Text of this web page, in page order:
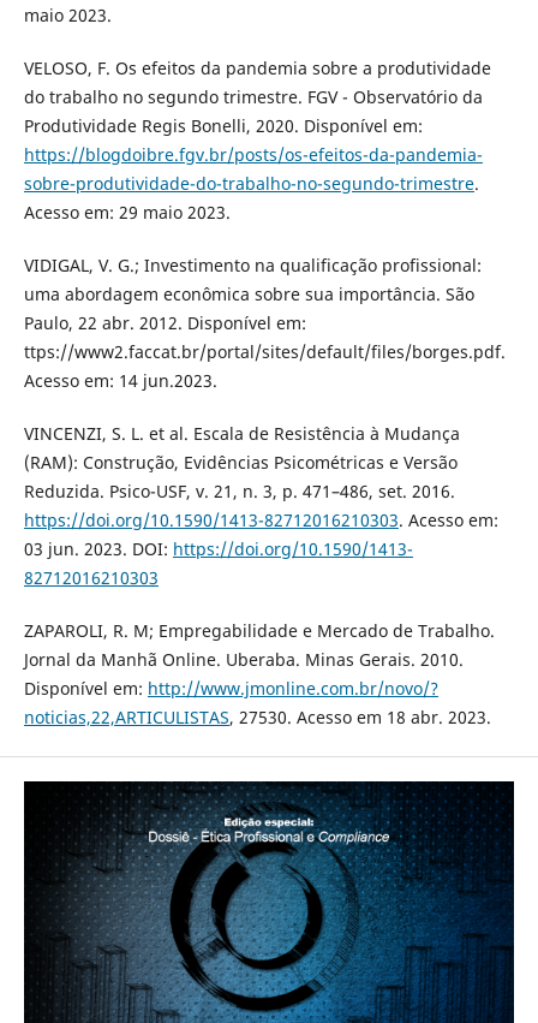
maio 2023.
VELOSO, F. Os efeitos da pandemia sobre a produtividade
do trabalho no segundo trimestre. FGV - Observatório da
Produtividade Regis Bonelli, 2020. Disponível em:
https://blogdoibre.fgv.br/posts/os-efeitos-da-pandemia-
sobre-produtividade-do-trabalho-no-segundo-trimestre.
Acesso em: 29 maio 2023.
VIDIGAL, V. G.; Investimento na qualificação profissional:
uma abordagem econômica sobre sua importância. São
Paulo, 22 abr. 2012. Disponível em:
ttps://www2.faccat.br/portal/sites/default/files/borges.pdf.
Acesso em: 14 jun.2023.
VINCENZI, S. L. et al. Escala de Resistência à Mudança
(RAM): Construção, Evidências Psicométricas e Versão
Reduzida. Psico-USF, v. 21, n. 3, p. 471–486, set. 2016.
https://doi.org/10.1590/1413-82712016210303. Acesso em:
03 jun. 2023. DOI: https://doi.org/10.1590/1413-
82712016210303
ZAPAROLI, R. M; Empregabilidade e Mercado de Trabalho.
Jornal da Manhã Online. Uberaba. Minas Gerais. 2010.
Disponível em: http://www.jmonline.com.br/novo/?
noticias,22,ARTICULISTAS, 27530. Acesso em 18 abr. 2023.